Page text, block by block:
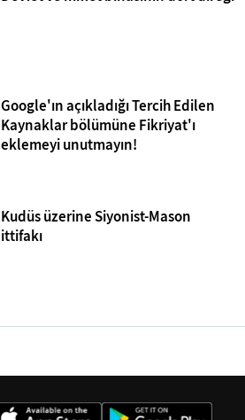
Google'ın açıkladığı Tercih Edilen
Kaynaklar bölümüne Fikriyat'ı
eklemeyi unutmayın!
Kudüs üzerine Siyonist-Mason
ittifakı